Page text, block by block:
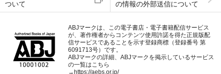
ついて
の情報の外部送信について
ABJマークは、この電子書店・電子書籍配信サービス
が、著作権者からコンテンツ使用許諾を得た正規版配
信サービスであることを示す登録商標（登録番号 第
6091713号）です。
ABJマークの詳細、ABJマークを掲示しているサービス
の一覧はこちら
→https://aebs.or.jp/